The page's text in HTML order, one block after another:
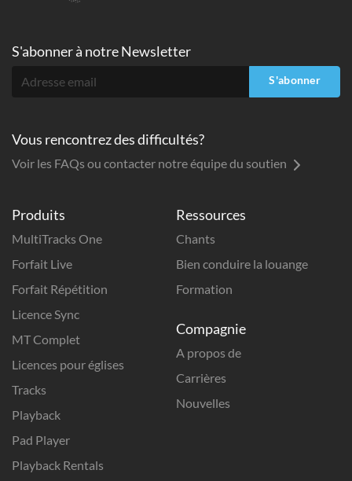
Produits
MultiTracks One
Forfait Live
Forfait Répétition
Licence Sync
MT Complet
Licences pour églises
Tracks
Playback
Pad Player
Playback Rentals
Ressources
Chants
Bien conduire la louange
Formation
Compagnie
A propos de
Carrières
Nouvelles
S'abonner à notre Newsletter
S'abonner
Vous rencontrez des difficultés?
Voir les FAQs ou contacter notre équipe du soutien